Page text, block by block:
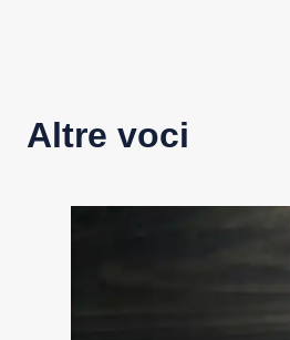
Altre voci